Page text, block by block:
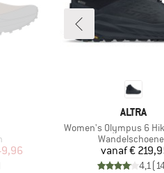
prijs
MERK
ALTRA
Artikel
Women's Olympus 6
Productgroep
Prijs
vanaf€
4,1(